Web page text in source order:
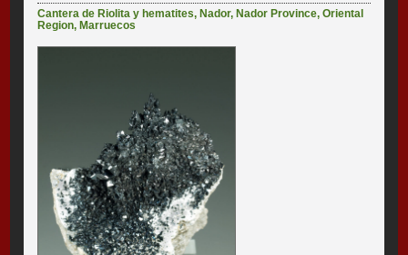
Cantera de Riolita y hematites,Nador,Nador Province,Oriental
Region,Marruecos